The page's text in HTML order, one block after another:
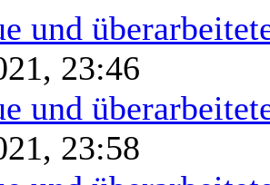
und
23:46
und
23:58